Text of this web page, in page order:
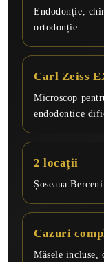
Endodonție,
ortodonție.
Carl Zeiss
Microscop
endodontice
2 locații
Șoseaua
Cazuri
Măsele